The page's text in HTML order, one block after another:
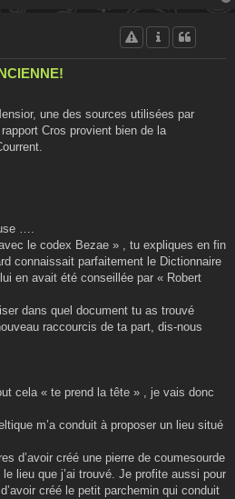
une des sources utilisées par
Cros provient bien de la
….
le codex Bezae » , tu expliques en fin
connaissait parfaitement le Dictionnaire
en avait été conseillée par « Robert
dans quel document tu as trouvé
raccourcis de ta part, dis-nous
cela « te prend la tête » , je vais donc
m’a conduit à proposer un lieu situé
d’avoir créé une pierre de coumesourde
lieu que j’ai trouvé. Je profite aussi pour
créé le petit parchemin qui conduit